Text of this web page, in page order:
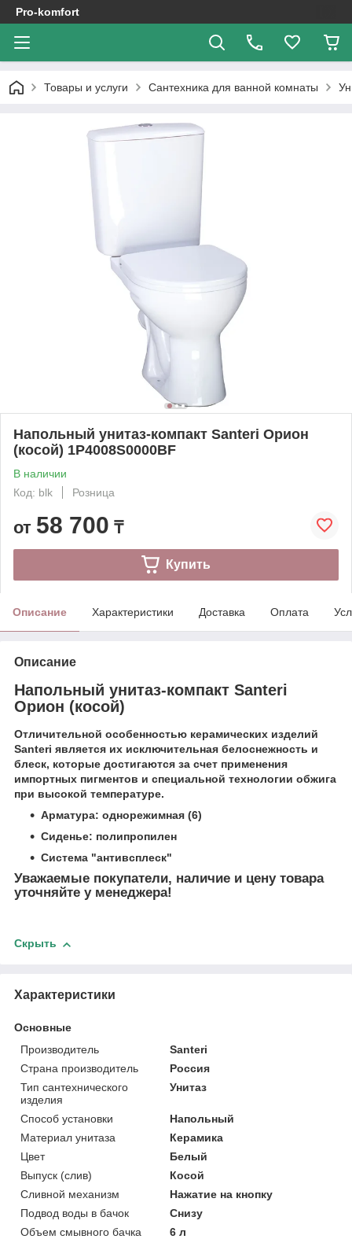
Pro-komfort
Товары и услуги Сантехника для ванной комнаты
Напольный унитаз-компакт Santeri Орион
(косой) 1P4008S0000BF
В наличии
Код: blk
Розница
от 58 700 ₸
Купить
Описание Характеристики Доставка Оплата
Описание
Напольный унитаз-компакт Santeri
Орион (косой)
Отличительной особенностью керамических изделий
Santeri является их исключительная белоснежность и
блеск, которые достигаются за счет применения
импортных пигментов и специальной технологии обжига
при высокой температуре.
Арматура: однорежимная (6)
Сиденье: полипропилен
Система "антивсплеск"
Уважаемые покупатели, наличие и цену товара
уточняйте у менеджера!
Скрыть
Характеристики
Основные
Производитель
Santeri
Страна производитель
Россия
Тип сантехнического
изделия
Унитаз
Способ установки
Напольный
Материал унитаза
Керамика
Цвет
Белый
Выпуск (слив)
Косой
Сливной механизм
Нажатие на кнопку
Подвод воды в бачок
Снизу
Объем смывного бачка
6 л